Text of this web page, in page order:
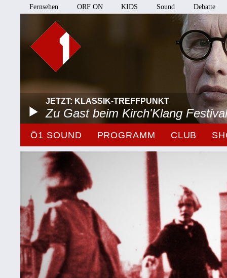
Fernsehen ORF ON KIDS Sound Debatte
JETZT: KLASSIK-TREFFPUNKT
Zu Gast beim Kirch'Klang
Ö1 SOUND PROGRAMM CLUB